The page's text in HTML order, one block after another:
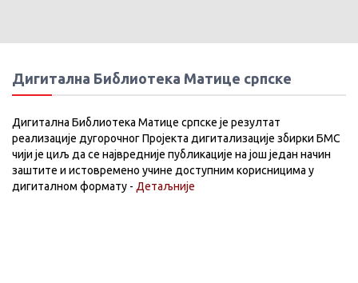
Дигитална Библиотека Матице српске
Дигитална Библиотека Матице српске је резултат
реализације дугорочног Пројекта дигитализације збирки БМС
чији је циљ да се највредније публикације на још један начин
заштите и истовремено учине доступним корисницима у
дигиталном формату - Детаљније